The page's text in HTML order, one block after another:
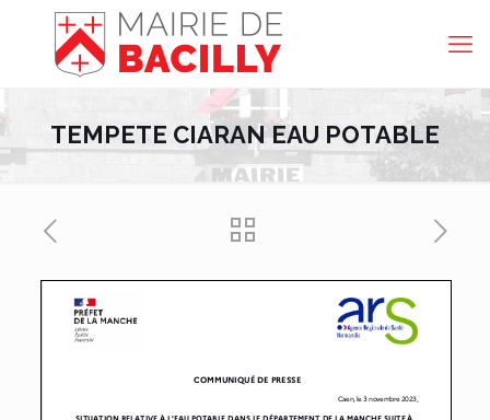
TEMPETE CIARAN EAU POTABLE